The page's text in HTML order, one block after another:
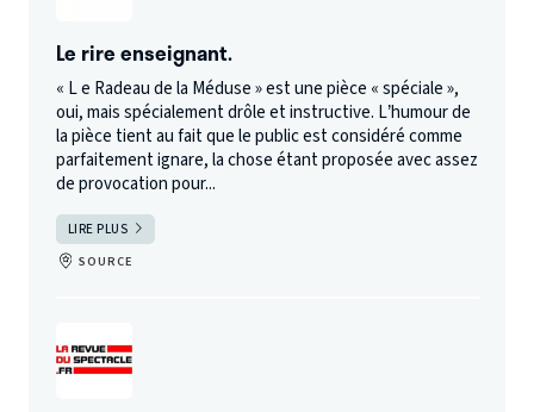
Le rire enseignant.
« L e Radeau de la Méduse » est une pièce « spéciale »,
oui, mais spécialement drôle et instructive. L’humour de
la pièce tient au fait que le public est considéré comme
parfaitement ignare, la chose étant proposée avec assez
de provocation pour...
LIRE PLUS
SOURCE